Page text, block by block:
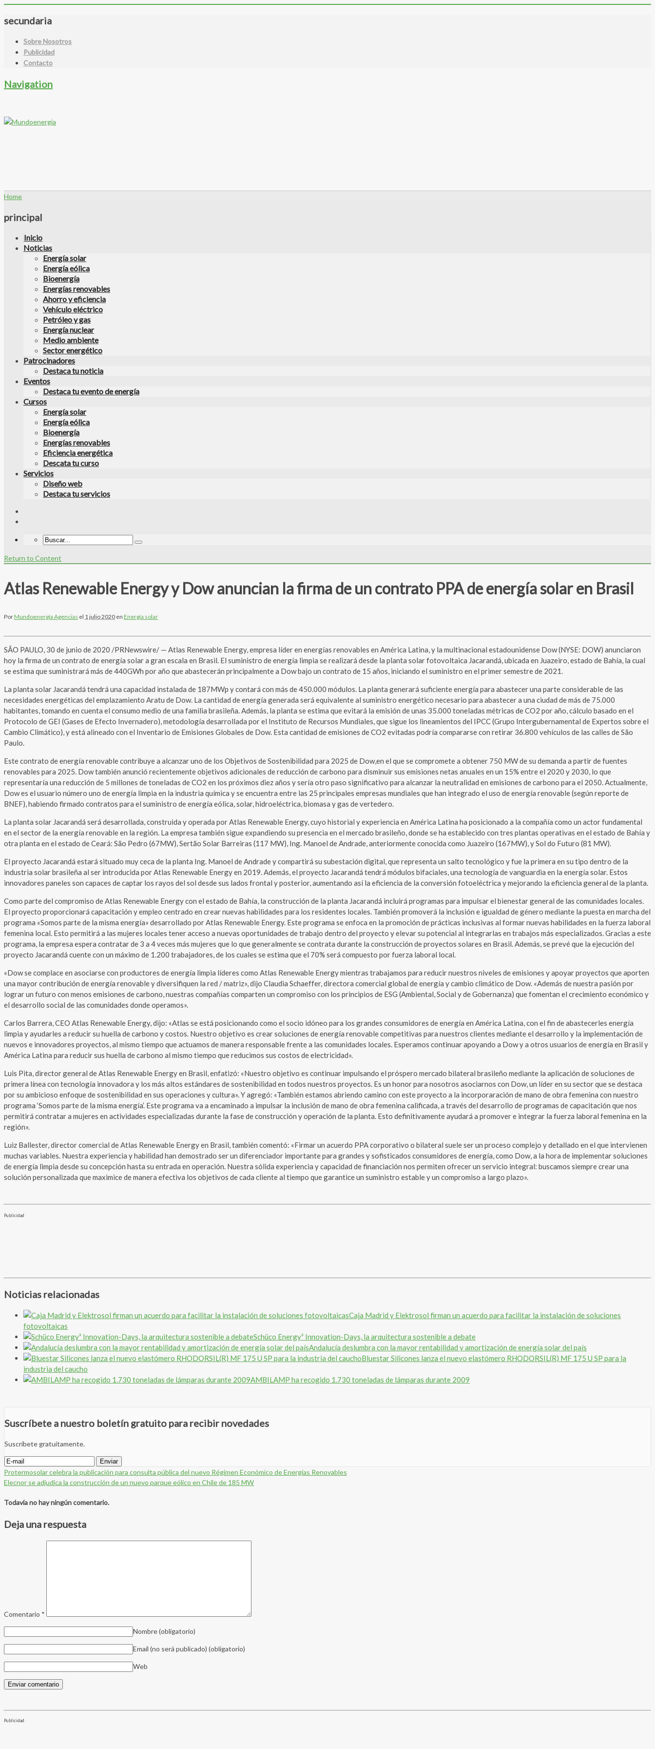
secundaria
Sobre Nosotros
Publicidad
Contacto
Navigation
Home
principal
Inicio
Noticias
Energía solar
Energía eólica
Bioenergía
Energías renovables
Ahorro y eficiencia
Vehículo eléctrico
Petróleo y gas
Energía nuclear
Medio ambiente
Sector energético
Patrocinadores
Destaca tu noticia
Eventos
Destaca tu evento de energía
Cursos
Energía solar
Energía eólica
Bioenergía
Energías renovables
Eficiencia energética
Descata tu curso
Servicios
Diseño web
Destaca tu servicios
Return to Content
Atlas Renewable Energy y Dow anuncian la firma de un contrato PPA de energía solar en Brasil
PorMundoenergía Agencias el 1 julio 2020 en Energía solar
SÃO PAULO, 30 de junio de 2020 /PRNewswire/ — Atlas Renewable Energy, empresa líder en energías renovables en América Latina, y la multinacional estadounidense Dow (NYSE: DOW) anunciaron
hoy la firma de un contrato de energía solar a gran escala en Brasil. El suministro de energía limpia se realizará desde la planta solar fotovoltaica Jacarandá, ubicada en Juazeiro, estado de Bahía, la cual
se estima que suministrará más de 440GWh por año que abastecerán principalmente a Dow bajo un contrato de 15 años, iniciando el suministro en el primer semestre de 2021.
La planta solar Jacarandá tendrá una capacidad instalada de 187MWp y contará con más de 450.000 módulos. La planta generará suficiente energía para abastecer una parte considerable de las
necesidades energéticas del emplazamiento Aratu de Dow. La cantidad de energía generada será equivalente al suministro energético necesario para abastecer a una ciudad de más de 75.000
habitantes, tomando en cuenta el consumo medio de una familia brasileña. Además, la planta se estima que evitará la emisión de unas 35.000 toneladas métricas de CO2 por año, cálculo basado en el
Protocolo de GEI (Gases de Efecto Invernadero), metodología desarrollada por el Instituto de Recursos Mundiales, que sigue los lineamientos del IPCC (Grupo Intergubernamental de Expertos sobre el
Cambio Climático), y está alineado con el Inventario de Emisiones Globales de Dow. Esta cantidad de emisiones de CO2 evitadas podría compararse con retirar 36.800 vehículos de las calles de São
Paulo.
Este contrato de energía renovable contribuye a alcanzar uno de los Objetivos de Sostenibilidad para 2025 de Dow,en el que se compromete a obtener 750 MW de su demanda a partir de fuentes
renovables para 2025. Dow también anunció recientemente objetivos adicionales de reducción de carbono para disminuir sus emisiones netas anuales en un 15% entre el 2020 y 2030, lo que
representaría una reducción de 5 millones de toneladas de CO2 en los próximos diez años y sería otro paso significativo para alcanzar la neutralidad en emisiones de carbono para el 2050. Actualmente,
Dow es el usuario número uno de energía limpia en la industria química y se encuentra entre las 25 principales empresas mundiales que han integrado el uso de energía renovable (según reporte de
BNEF), habiendo firmado contratos para el suministro de energía eólica, solar, hidroeléctrica, biomasa y gas de vertedero.
La planta solar Jacarandá será desarrollada, construida y operada por Atlas Renewable Energy, cuyo historial y experiencia en América Latina ha posicionado a la compañía como un actor fundamental
en el sector de la energía renovable en la región. La empresa también sigue expandiendo su presencia en el mercado brasileño, donde se ha establecido con tres plantas operativas en el estado de Bahía y
otra planta en el estado de Ceará: São Pedro (67MW), Sertão Solar Barreiras (117 MW), Ing. Manoel de Andrade, anteriormente conocida como Juazeiro (167MW), y Sol do Futuro (81 MW).
El proyecto Jacarandá estará situado muy ceca de la planta Ing. Manoel de Andrade y compartirá su subestación digital, que representa un salto tecnológico y fue la primera en su tipo dentro de la
industria solar brasileña al ser introducida por Atlas Renewable Energy en 2019. Además, el proyecto Jacarandá tendrá módulos bifaciales, una tecnología de vanguardia en la energía solar. Estos
innovadores paneles son capaces de captar los rayos del sol desde sus lados frontal y posterior, aumentando así la eficiencia de la conversión fotoeléctrica y mejorando la eficiencia general de la planta.
Como parte del compromiso de Atlas Renewable Energy con el estado de Bahía, la construcción de la planta Jacarandá incluirá programas para impulsar el bienestar general de las comunidades locales.
El proyecto proporcionará capacitación y empleo centrado en crear nuevas habilidades para los residentes locales. También promoverá la inclusión e igualdad de género mediante la puesta en marcha del
programa «Somos parte de la misma energía» desarrollado por Atlas Renewable Energy. Este programa se enfoca en la promoción de prácticas inclusivas al formar nuevas habilidades en la fuerza laboral
femenina local. Esto permitirá a las mujeres locales tener acceso a nuevas oportunidades de trabajo dentro del proyecto y elevar su potencial al integrarlas en trabajos más especializados. Gracias a este
programa, la empresa espera contratar de 3 a 4 veces más mujeres que lo que generalmente se contrata durante la construcción de proyectos solares en Brasil. Además, se prevé que la ejecución del
proyecto Jacarandá cuente con un máximo de 1.200 trabajadores, de los cuales se estima que el 70% será compuesto por fuerza laboral local.
«Dow se complace en asociarse con productores de energía limpia líderes como Atlas Renewable Energy mientras trabajamos para reducir nuestros niveles de emisiones y apoyar proyectos que aporten
una mayor contribución de energía renovable y diversifiquen la red / matriz», dijo Claudia Schaeffer, directora comercial global de energía y cambio climático de Dow. «Además de nuestra pasión por
lograr un futuro con menos emisiones de carbono, nuestras compañías comparten un compromiso con los principios de ESG (Ambiental, Social y de Gobernanza) que fomentan el crecimiento económico y
el desarrollo social de las comunidades donde operamos».
Carlos Barrera, CEO Atlas Renewable Energy, dijo: «Atlas se está posicionando como el socio idóneo para los grandes consumidores de energía en América Latina, con el fin de abastecerles energía
limpia y ayudarles a reducir su huella de carbono y costos. Nuestro objetivo es crear soluciones de energía renovable competitivas para nuestros clientes mediante el desarrollo y la implementación de
nuevos e innovadores proyectos, al mismo tiempo que actuamos de manera responsable frente a las comunidades locales. Esperamos continuar apoyando a Dow y a otros usuarios de energía en Brasil y
América Latina para reducir sus huella de carbono al mismo tiempo que reducimos sus costos de electricidad».
Luis Pita, director general de Atlas Renewable Energy en Brasil, enfatizó: «Nuestro objetivo es continuar impulsando el próspero mercado bilateral brasileño mediante la aplicación de soluciones de
primera línea con tecnología innovadora y los más altos estándares de sostenibilidad en todos nuestros proyectos. Es un honor para nosotros asociarnos con Dow, un líder en su sector que se destaca
por su ambicioso enfoque de sostenibilidad en sus operaciones y cultura». Y agregó: «También estamos abriendo camino con este proyecto a la incorporaración de mano de obra femenina con nuestro
programa ‘Somos parte de la misma energía’. Este programa va a encaminado a impulsar la inclusión de mano de obra femenina calificada, a través del desarrollo de programas de capacitación que nos
permitirá contratar a mujeres en actividades especializadas durante la fase de construcción y operación de la planta. Esto definitivamente ayudará a promover e integrar la fuerza laboral femenina en la
región».
Luiz Ballester, director comercial de Atlas Renewable Energy en Brasil, también comentó: «Firmar un acuerdo PPA corporativo o bilateral suele ser un proceso complejo y detallado en el que intervienen
muchas variables. Nuestra experiencia y habilidad han demostrado ser un diferenciador importante para grandes y sofisticados consumidores de energía, como Dow, a la hora de implementar soluciones
de energía limpia desde su concepción hasta su entrada en operación. Nuestra sólida experiencia y capacidad de financiación nos permiten ofrecer un servicio integral: buscamos siempre crear una
solución personalizada que maximice de manera efectiva los objetivos de cada cliente al tiempo que garantice un suministro estable y un compromiso a largo plazo».
Publicidad
Noticias relacionadas
Caja Madrid y Elektrosol firman un acuerdo para facilitar la instalación de soluciones
fotovoltaicas
Schüco Energy³ Innovation-Days, la arquitectura sostenible a debate
Andalucía deslumbra con la mayor rentabilidad y amortización de energía solar del país
Bluestar Silicones lanza el nuevo elastómero RHODORSIL(R) MF 175 U SP para la
industria del caucho
AMBILAMP ha recogido 1.730 toneladas de lámparas durante 2009
Suscríbete a nuestro boletín gratuito para recibir novedades
Suscríbete gratuitamente.
Protermosolar celebra la publicación para consulta pública del nuevo Régimen Económico de Energías Renovables
Elecnor se adjudica la construcción de un nuevo parque eólico en Chile de 185 MW
Todavía no hay ningún comentario.
Deja una respuesta
Comentario *
Nombre(obligatorio)
Email (no será publicado) (obligatorio)
Web
Publicidad